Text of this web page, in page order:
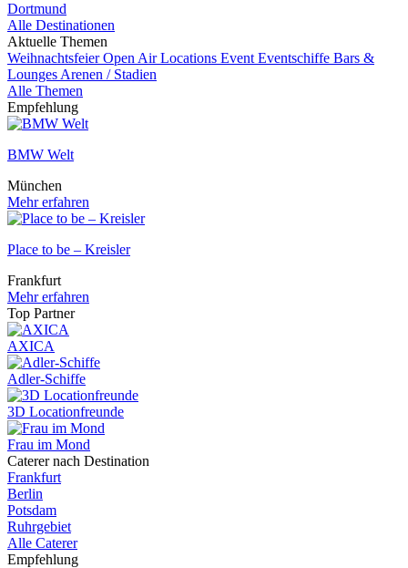
Dortmund
Alle Destinationen
Aktuelle Themen
WeihnachtsfeierOpen Air Locations Event Eventschiffe Bars &
Lounges Arenen / Stadien
Alle Themen
Empfehlung
BMW Welt
München
Mehr erfahren
Place to be – Kreisler
Frankfurt
Mehr erfahren
Top Partner
AXICA
Adler-Schiffe
3D Locationfreunde
Frau im Mond
Caterer nach Destination
Frankfurt
Berlin
Potsdam
Ruhrgebiet
Alle Caterer
Empfehlung